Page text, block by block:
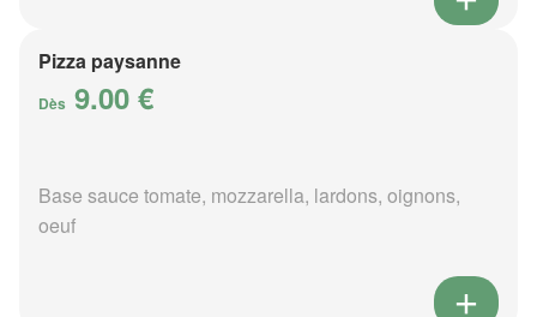
Pizza paysanne
Dès 9.00 €
Base sauce tomate, mozzarella, lardons, oignons,
oeuf